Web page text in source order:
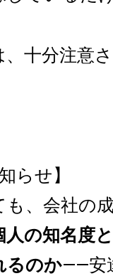
十分注意
らせ】
、会社の
人の知名度
るのか——安